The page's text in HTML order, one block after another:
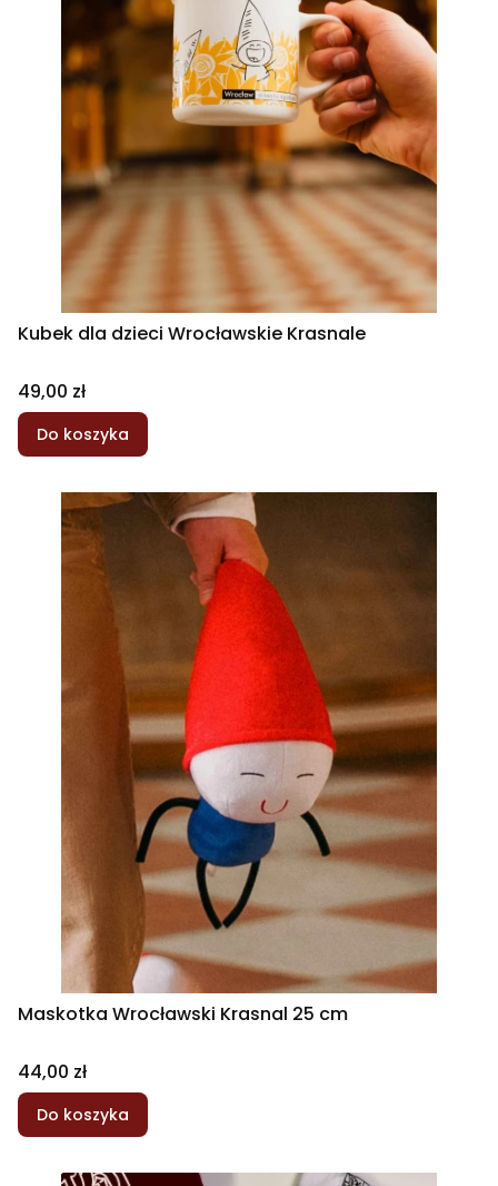
Kubek dla dzieci Wrocławskie Krasnale
Cena
49,00 zł
Do koszyka
Maskotka Wrocławski Krasnal 25 cm
Cena
44,00 zł
Do koszyka